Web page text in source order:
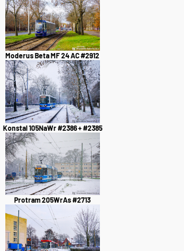
Moderus Beta MF 24 AC #2912
Konstal 105NaWr #2386 + #2385
Protram 205WrAs #2713